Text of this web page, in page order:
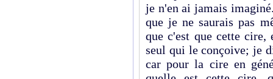
je n'en ai jamais
que je ne saurais pas
que c'est que cette
seul qui le conçoive; je
car pour la cire en